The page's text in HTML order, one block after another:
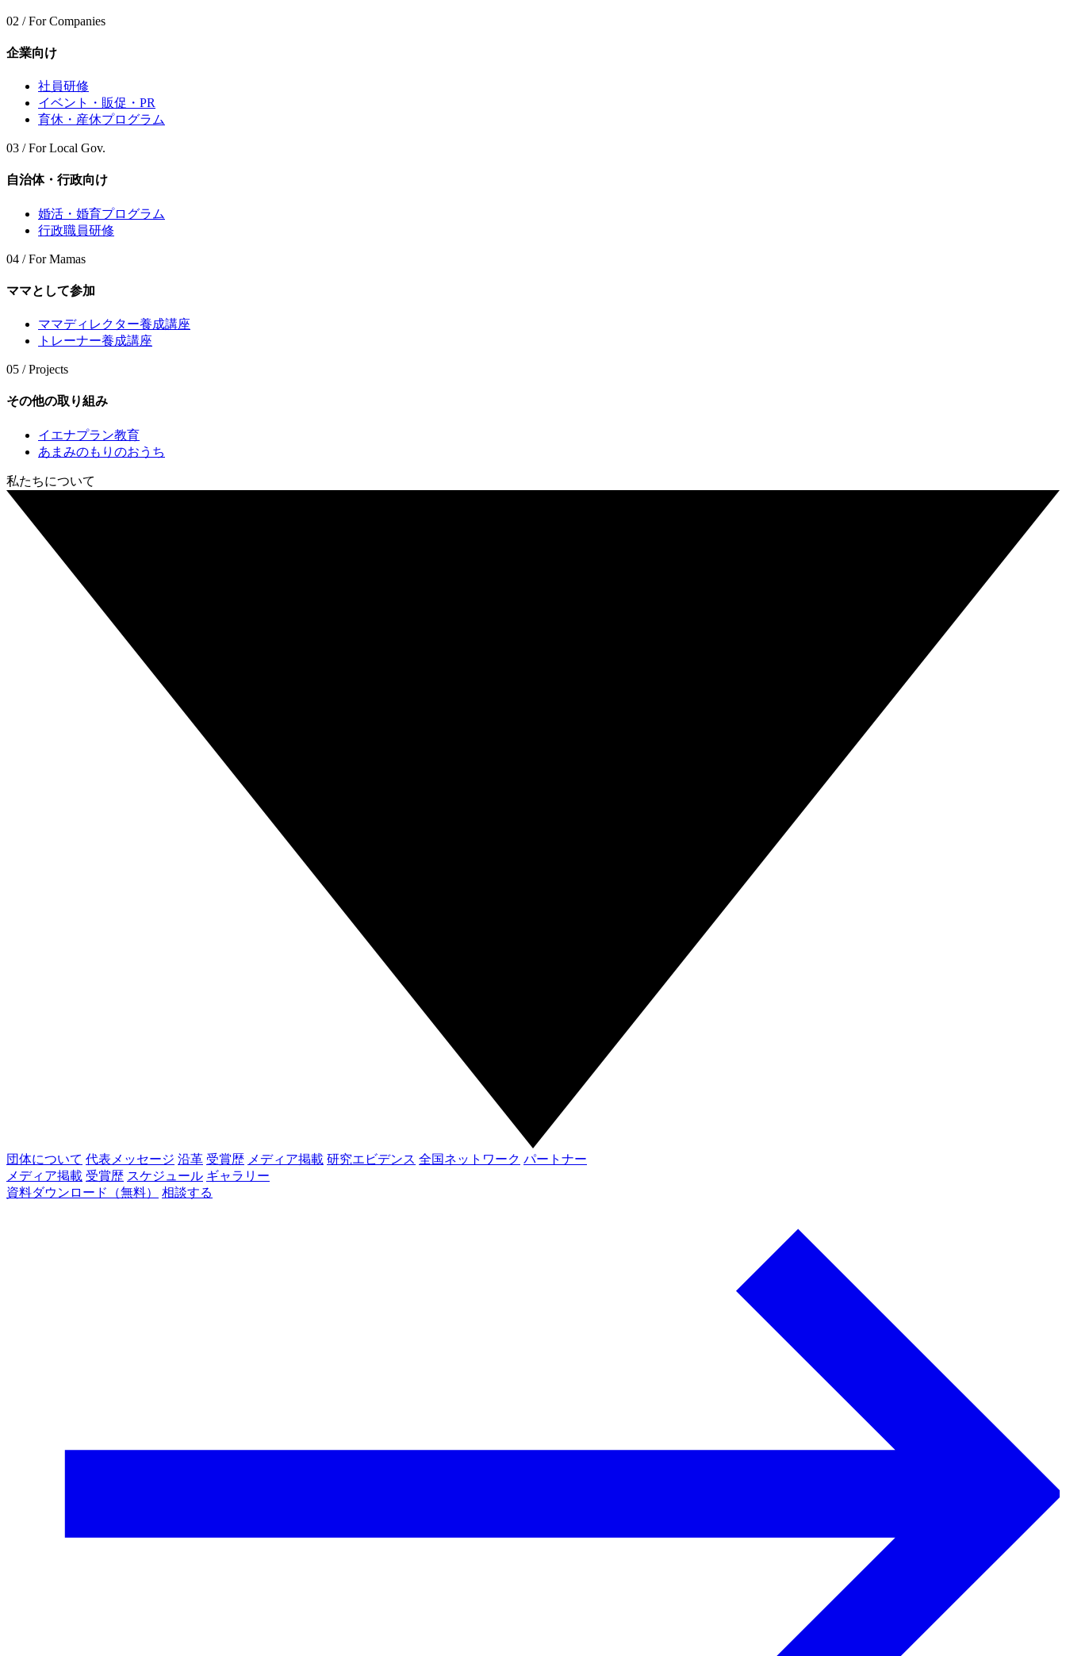
02 / For Companies
企業向け
社員研修
イベント・販促・PR
育休・産休プログラム
03 / For Local Gov.
自治体・行政向け
婚活・婚育プログラム
行政職員研修
04 / For Mamas
ママとして参加
ママディレクター養成講座
トレーナー養成講座
05 / Projects
その他の取り組み
イエナプラン教育
あまみのもりのおうち
私たちについて
団体について 代表メッセージ 沿革 受賞歴 メディア掲載 研究エビデンス 全国ネットワーク パートナー
メディア掲載 受賞歴 スケジュール ギャラリー
資料ダウンロード（無料）
相談する